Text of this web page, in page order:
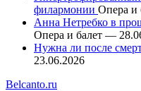
филармонии Опера и
Анна Нетребко в
Опера и балет —
Нужна ли после
23.06.2026
Belcanto.ru